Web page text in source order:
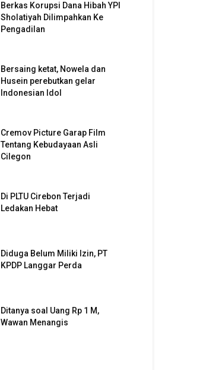
Berkas Korupsi Dana Hibah YPI
Sholatiyah Dilimpahkan Ke
Pengadilan
Bersaing ketat, Nowela dan
Husein perebutkan gelar
Indonesian Idol
Cremov Picture Garap Film
Tentang Kebudayaan Asli
Cilegon
Di PLTU Cirebon Terjadi
Ledakan Hebat
Diduga Belum Miliki Izin, PT
KPDP Langgar Perda
Ditanya soal Uang Rp 1 M,
Wawan Menangis